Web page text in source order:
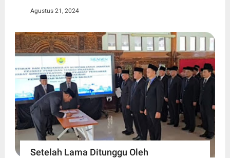
Agustus 21, 2024
Setelah Lama Ditunggu Oleh